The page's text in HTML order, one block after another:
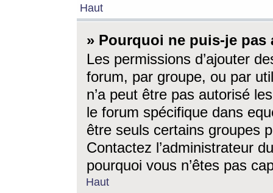
Haut
» Pourquoi ne puis-je
Les permissions d’ajouter
forum, par groupe, ou par
n’a peut être pas autorisé
le forum spécifique dans
être seuls certains groupes
Contactez l’administrateur
pourquoi vous n’êtes pas
Haut